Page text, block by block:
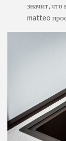
значит, что
matteo